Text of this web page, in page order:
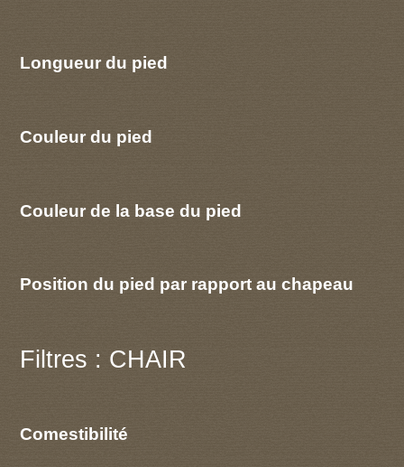
Longueur du pied
Couleur du pied
Couleur de la base du pied
Position du pied par rapport au chapeau
Filtres : CHAIR
Comestibilité